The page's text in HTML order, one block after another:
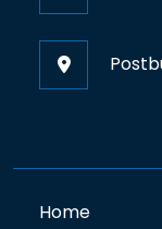
Home